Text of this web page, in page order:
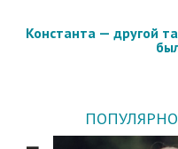
Константа — другой